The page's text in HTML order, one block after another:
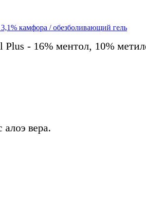
камфора / обезболивающий гель
- 16% ментол, 10%
вера.